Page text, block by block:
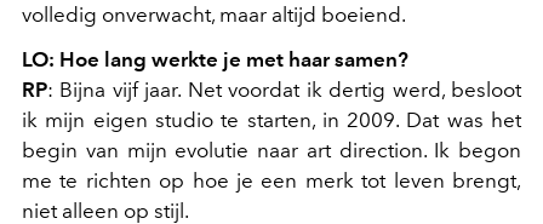
volledig onverwacht, maar altijd boeiend.
LO: Hoe lang werkte je met haar samen?
RP: Bijna vijf jaar. Net voordat ik dertig werd, besloot
ik mijn eigen studio te starten, in 2009. Dat was het
begin van mijn evolutie naar art direction. Ik begon
me te richten op hoe je een merk tot leven brengt,
niet alleen op stijl.